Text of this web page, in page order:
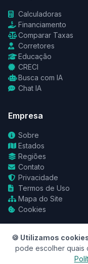
Calculadoras
Financiamento
Comparar Taxas
Corretores
Educação
CRECI
Busca com IA
Chat IA
Empresa
Sobre
Estados
Regiões
Contato
Privacidade
Termos de Uso
Mapa do Site
Cookies
© 2026
🍪 Utilizamos
pode escolher quais